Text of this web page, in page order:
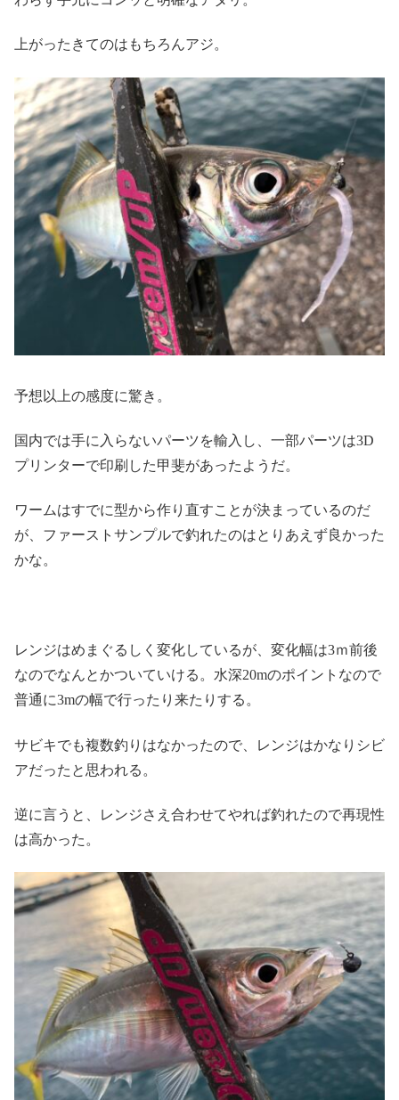
上がったきてのはもちろんアジ。
予想以上の感度に驚き。
国内では手に入らないパーツを輸入し、一部パーツは3D
プリンターで印刷した甲斐があったようだ。
ワームはすでに型から作り直すことが決まっているのだ
が、ファーストサンプルで釣れたのはとりあえず良かった
かな。
レンジはめまぐるしく変化しているが、変化幅は3ｍ前後
なのでなんとかついていける。水深20mのポイントなので
普通に3mの幅で行ったり来たりする。
サビキでも複数釣りはなかったので、レンジはかなりシビ
アだったと思われる。
逆に言うと、レンジさえ合わせてやれば釣れたので再現性
は高かった。